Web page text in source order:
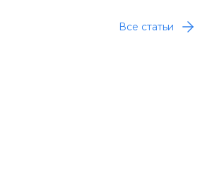
Все статьи